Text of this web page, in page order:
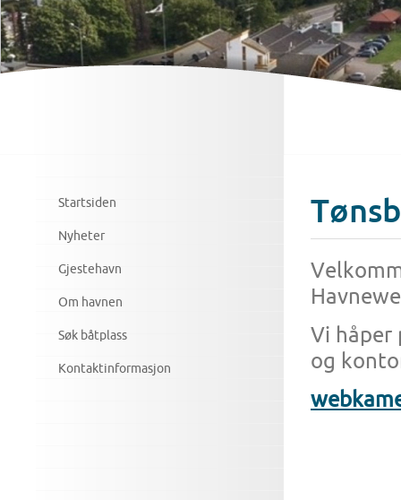
Startsiden
Nyheter
Gjestehavn
Om havnen
Søk båtplass
Kontaktinformasjon
Vi håper
og